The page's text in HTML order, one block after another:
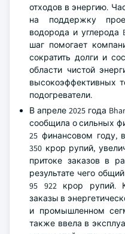
отходов в энергию.
на поддержку
водорода и углерода
шаг помогает
сократить долги и
области чистой
высокоэффективных
подогреватели.
В апреле 2025 года
сообщила о сильных
25 финансовом году,
350 крор рупий,
притоке заказов в
результате чего
95 922 крор рупий.
заказы в
и промышленном
также ввела в